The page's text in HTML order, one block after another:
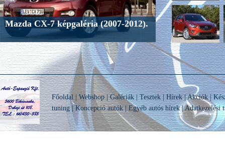
Mazda CX-7 képgaléria (2007-2012).
Főoldal |Webshop|Galériák|Tesztek|Hírek|Akciók|
tuning|Koncepció autók| Egyéb autós hírek|Adatkezelési